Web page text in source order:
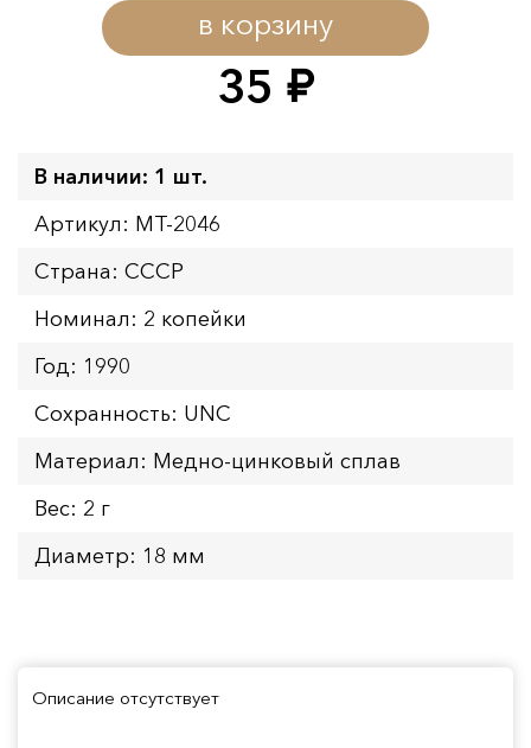
35 руб.
в корзину
В наличии: 1 шт.
Артикул: MT-2046
Страна: СССР
Номинал: 2 копейки
Год: 1990
Сохранность: UNC
Материал: Медно-цинковый сплав
Вес: 2 г
Диаметр: 18 мм
Описание отсутствует